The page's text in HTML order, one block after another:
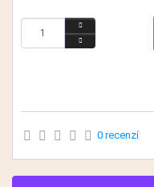
0 recenzí